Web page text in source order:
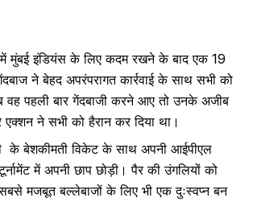
मुंबई इंडियंस के लिए कदम रखने के बाद एक 19
ने बेहद अपरंपरागत कार्रवाई के साथ सभी को
वह पहली बार गेंदबाजी करने आए तो उनके अजीब
ने सभी को हैरान कर दिया था।
के बेशकीमती विकेट के साथ अपनी आईपीएल
में अपनी छाप छोड़ी। पैर की उंगलियों को
मजबूत बल्लेबाजों के लिए भी एक दुःस्वप्न बन